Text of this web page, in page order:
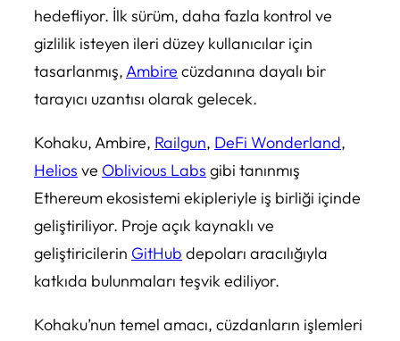
hedefliyor. İlk sürüm, daha fazla kontrol ve
gizlilik isteyen ileri düzey kullanıcılar için
tasarlanmış,Ambire cüzdanına dayalı bir
tarayıcı uzantısı olarak gelecek.
Kohaku, Ambire, Railgun, DeFi Wonderland,
Helios ve Oblivious Labs gibi tanınmış
Ethereum ekosistemi ekipleriyle iş birliği içinde
geliştiriliyor. Proje açık kaynaklı ve
geliştiricilerin GitHub depoları aracılığıyla
katkıda bulunmaları teşvik ediliyor.
Kohaku’nun temel amacı, cüzdanların işlemleri